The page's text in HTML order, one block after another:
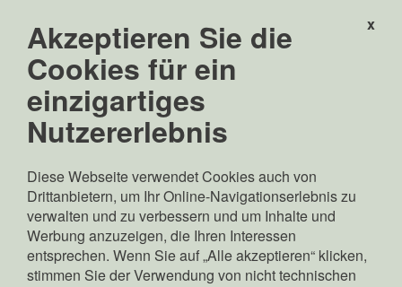
Edyna GmbH
Linkes Eisackufer 45a
39100 Bozen, Italien
info(at)edyna.net
edyna(at)pec.edyna.net
MwSt.-, St.- und
Bozen: 02689370217
Gesellschaftskapital:
Euro 70.000.000,00 v.e.
Gesetzlicher Vertreter:
Pierpaolo Zamunaro
Copyright: © Edyna GmbH
Akzeptieren Sie die
Cookies für ein
einzigartiges
Nutzererlebnis
Diese Webseite verwendet Cookies auch von
Drittanbietern, um Ihr Online-Navigationserlebnis zu
verwalten und zu verbessern und um Inhalte und
Werbung anzuzeigen, die Ihren Interessen
entsprechen. Wenn Sie auf „Alle akzeptieren“ klicken,
stimmen Sie der Verwendung von nicht technischen
x